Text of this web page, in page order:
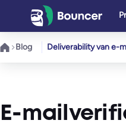
de
Blog Deliverability van e-
E-